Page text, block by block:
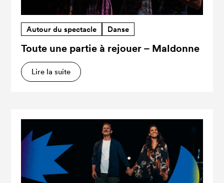
Autour du spectacle Danse
Toute une partie à rejouer – Maldonne
Lire la suite